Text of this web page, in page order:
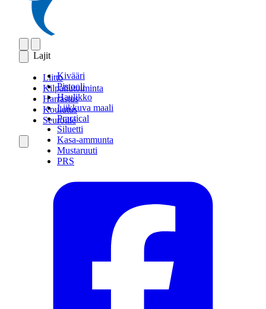
Lajit
Kivääri
Pistooli
Haulikko
Liikkuva maali
Practical
Siluetti
Kasa-ammunta
Mustaruuti
PRS
Liitto
Kilpailutoiminta
Harrastus
Koulutus
Seuroille